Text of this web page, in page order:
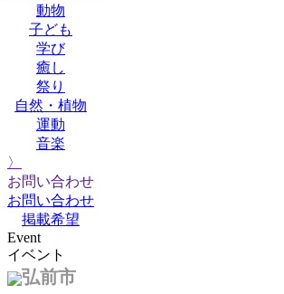
動物
子ども
学び
癒し
祭り
自然・植物
運動
音楽
〉
お問い合わせ
お問い合わせ
掲載希望
Event
イベント
弘前市